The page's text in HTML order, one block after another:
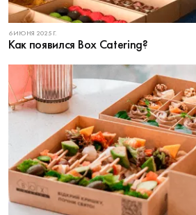
6 ИЮНЯ 2025 Г.
Как появился Box Catering?